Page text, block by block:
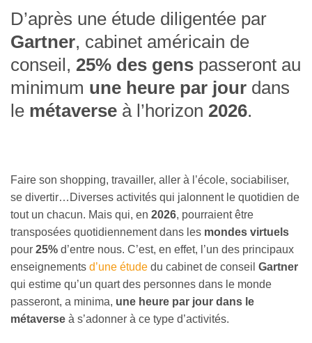
D’après une étude diligentée par
Gartner, cabinet américain de
conseil, 25% des gens passeront au
minimum une heure par jour dans
le métaverse à l’horizon 2026.
Faire son shopping, travailler, aller à l’école, sociabiliser,
se divertir…Diverses activités qui jalonnent le quotidien de
tout un chacun. Mais qui, en 2026, pourraient être
transposées quotidiennement dans les mondes virtuels
pour 25% d’entre nous. C’est, en effet, l’un des principaux
enseignements d’une étude du cabinet de conseil Gartner
qui estime qu’un quart des personnes dans le monde
passeront, a minima, une heure par jour dans le
métaverse à s’adonner à ce type d’activités.